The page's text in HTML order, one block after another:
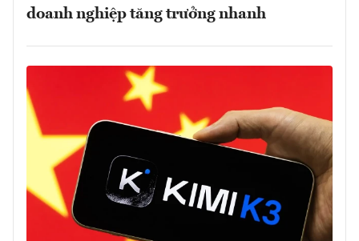
doanh nghiệp tăng trưởng nhanh